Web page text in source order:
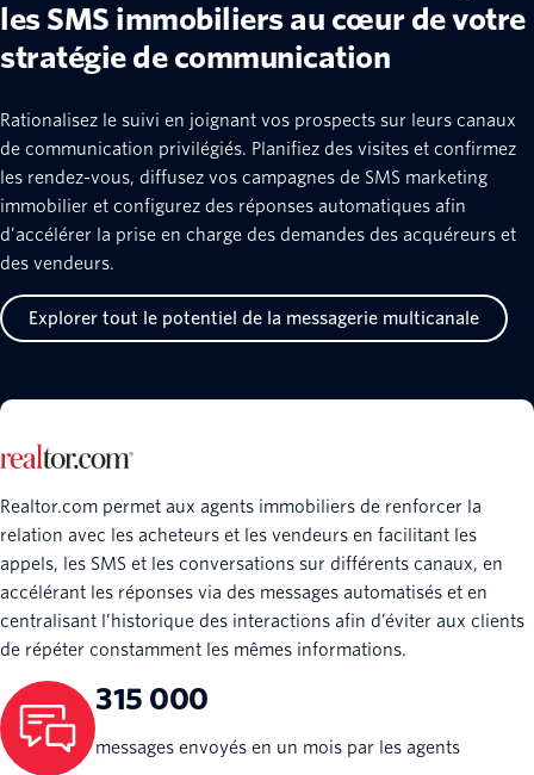
les SMS immobiliers au cœur de votre
stratégie de communication
Rationalisez le suivi en joignant vos prospects sur leurs canaux
de communication privilégiés. Planifiez des visites et confirmez
les rendez-vous, diffusez vos campagnes de SMS marketing
immobilier et configurez des réponses automatiques afin
d’accélérer la prise en charge des demandes des acquéreurs et
des vendeurs.
Explorer tout le potentiel de la messagerie multicanale
Realtor.com permet aux agents immobiliers de renforcer la
relation avec les acheteurs et les vendeurs en facilitant les
appels, les SMS et les conversations sur différents canaux, en
accélérant les réponses via des messages automatisés et en
centralisant l’historique des interactions afin d’éviter aux clients
de répéter constamment les mêmes informations.
315 000
messages envoyés en un mois par les agents